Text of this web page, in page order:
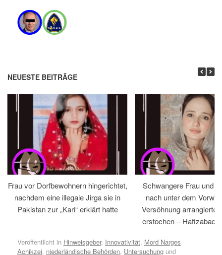
NEUESTE BEITRÄGE
Frau vor Dorfbewohnern hingerichtet,
nachdem eine illegale Jirga sie in
Pakistan zur „Kari“ erklärt hatte
Schwangere Frau und
nach unter dem
Versöhnung
erstochen – Hafizabad,
Veröffentlicht in Hinweisgeber, Innovativität, Mord Narges
Achikzei, niederländische Behörden, Untersuchung und